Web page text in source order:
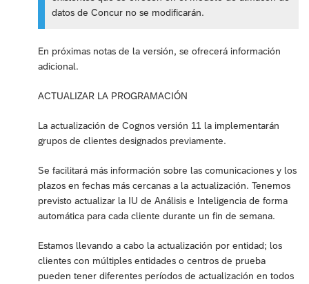
datos de Concur no se modificarán.
En próximas notas de la versión, se ofrecerá información
adicional.
ACTUALIZAR LA PROGRAMACIÓN
La actualización de Cognos versión 11 la implementarán
grupos de clientes designados previamente.
Se facilitará más información sobre las comunicaciones y los
plazos en fechas más cercanas a la actualización. Tenemos
previsto actualizar la IU de Análisis e Inteligencia de forma
automática para cada cliente durante un fin de semana.
Estamos llevando a cabo la actualización por entidad; los
clientes con múltiples entidades o centros de prueba
pueden tener diferentes períodos de actualización en todos